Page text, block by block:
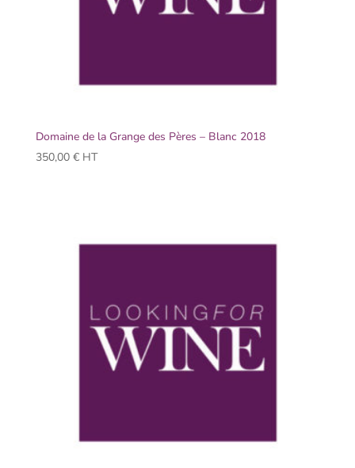
Domaine de la Grange des Pères – Blanc 2018
350,00 € HT